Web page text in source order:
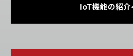
IoT機能の紹介